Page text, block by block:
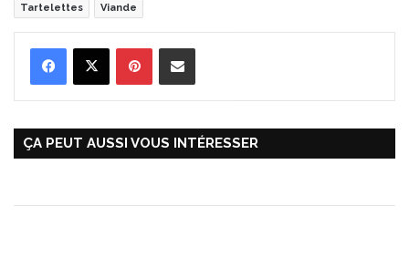
Tartelettes Viande
ÇA PEUT AUSSI VOUS INTÉRESSER